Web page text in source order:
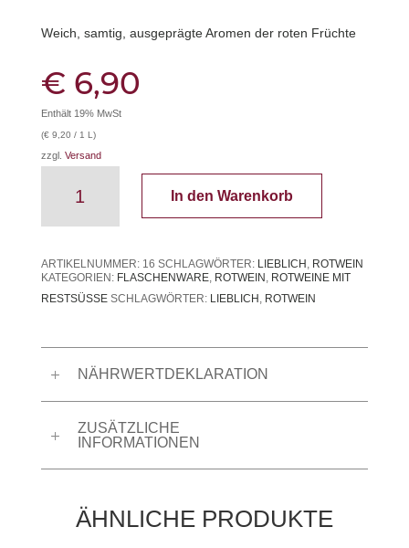
Weich, samtig, ausgeprägte Aromen der roten Früchte
€ 6,90
Enthält 19% MwSt
(€9,20 / 1 L)
zzgl. Versand
Rotwein
In den Warenkorb
ARTIKELNUMMER: 16 SCHLAGWÖRTER: LIEBLICH ROTWEIN
KATEGORIEN: FLASCHENWARE, ROTWEIN ROTWEINE MIT
RESTSÜSSE
SCHLAGWÖRTER: LIEBLICH ROTWEIN
NÄHRWERTDEKLARATION
ZUSÄTZLICHE
INFORMATIONEN
ÄHNLICHE PRODUKTE